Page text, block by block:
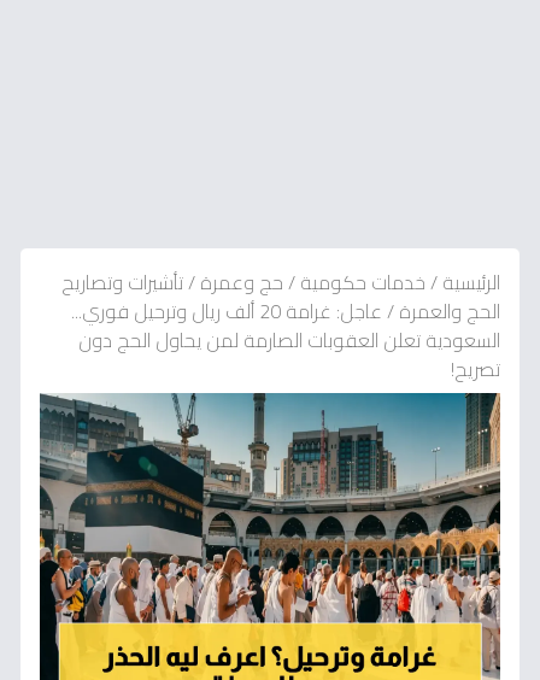
الرئيسية/خدمات حكومية/حج وعمرة/تأشيرات وتصاريح
الحج والعمرة/
عاجل: غرامة 20 ألف ريال وترحيل فوري...
السعودية تعلن العقوبات الصارمة لمن يحاول الحج دون
تصريح!